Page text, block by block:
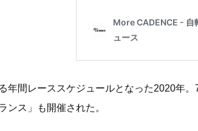
年間レーススケジュールとなった2020年
ンス」も開催された。